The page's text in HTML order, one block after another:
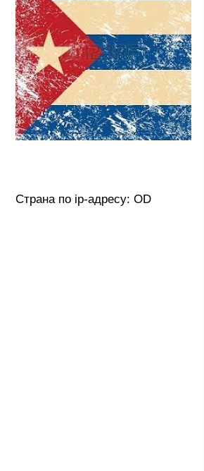
Страна по ip-адресу: OD